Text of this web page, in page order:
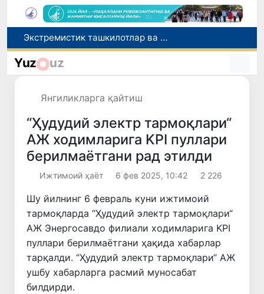
Ўзбекистон Журналистлар уюшмаси қошида Блогерлар ижодий кенгаши ташкил этилди
Кредит ва молиявий хизматлар рекламасига огоҳлантириш талаби киритилади
Yuz uz
Янгиликларга қайтиш
“Ҳудудий электр тармоқлари“
АЖ ходимларига KPI пуллари
берилмаётгани рад этилди
Ижтимоий ҳаёт 6 фев 2025, 10:42 2 226
Шу йилнинг 6 февраль куни ижтимоий
тармоқларда “Ҳудудий электр тармоқлари“
АЖ Энергосавдо филиали ходимларига KPI
пуллари берилмаётгани ҳақида хабарлар
тарқалди. “Ҳудудий электр тармоқлари“ АЖ
ушбу хабарларга расмий муносабат
билдирди.